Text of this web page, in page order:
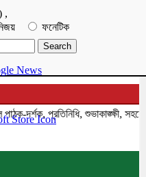
,
ফনেটিক
প্রতিনিধি, শুভাকাঙ্ক্ষী,